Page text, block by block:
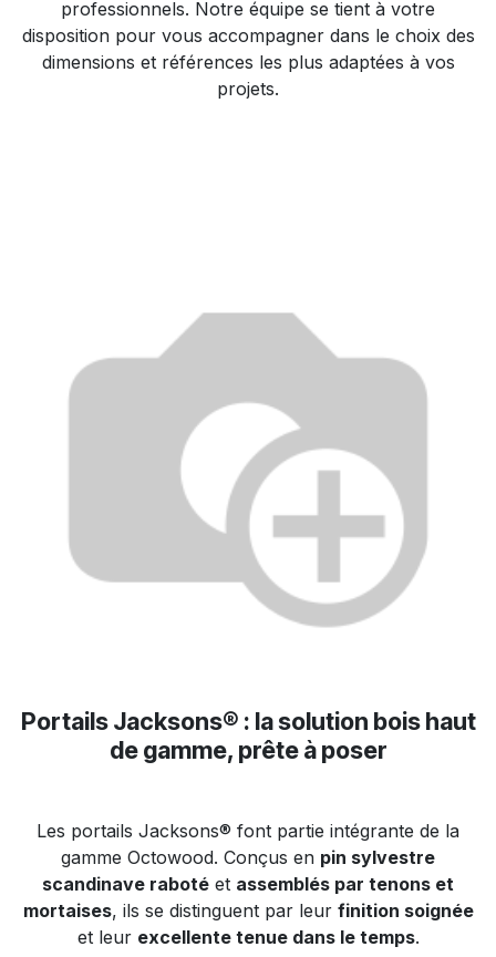
professionnels. Notre équipe se tient à votre
disposition pour vous accompagner dans le choix des
dimensions et références les plus adaptées à vos
projets.
Portails Jacksons® : la solution bois haut
de gamme, prête à poser
Les portails Jacksons® font partie intégrante de la
gamme Octowood. Conçus en pin sylvestre
scandinave raboté et assemblés par tenons et
mortaises, ils se distinguent par leur finition soignée
et leur excellente tenue dans le temps.